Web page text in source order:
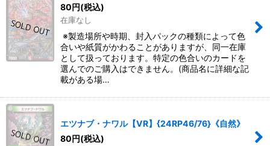
80円(税込)
在庫なし
※製造場所や時期、封入パックの種類によって色
合いや紙質がかわることがありますが、同一在庫
として扱っております。特定の色合いのカードを
選んでのご購入はできません。(商品名に詳細な記
載がある場…
エツナブ・ナワル【VR】{24RP46/76}《自然》
80円(税込)